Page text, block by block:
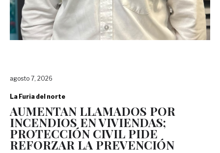
agosto 7, 2026
La Furia del norte
AUMENTAN LLAMADOS POR
INCENDIOS EN VIVIENDAS;
PROTECCIÓN CIVIL PIDE
REFORZAR LA PREVENCIÓN